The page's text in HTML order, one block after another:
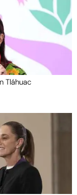
Tláhuac